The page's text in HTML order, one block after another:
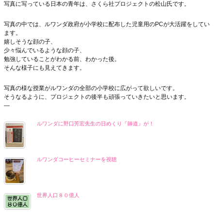
写真に写っている日本の青年は、さくら社プロジェクトの松山氏です。
写真の中では、ルワンダ政府が小学校に配布した児童用のPCが大活躍をしてい
ます。
嬉しそうな顔の子、
少々悩んでいるような顔の子、
勉強していることがわかる前、わかった後。
そんな様子にも見えてきます。
写真の様な授業がルワンダの全部の小学校に広がって欲しいです。
そうなるように、プロジェクトの後半も頑張っていきたいと思います。
—
ルワンダに野口芳宏先生の日めくり『師道』が！
ルワンダコーヒーセミナーを視聴
世界人口８０億人